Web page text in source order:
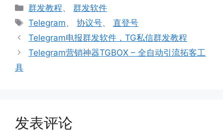
分
类
群发教程、群发软件
标
签
Telegram、协议号、 直登号
文
章
航
Telegram电报群发软件，TG私信群发教程
Telegram营销神器TGBOX – 全自动引流拓客工
具
发表评论